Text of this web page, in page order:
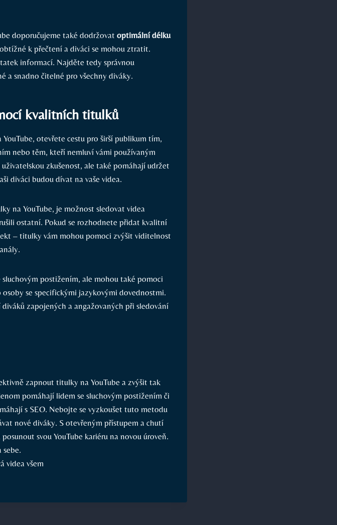
doporučujeme také dodržovat optimální délku
k přečtení a diváci se mohou ztratit.
informací. Najděte tedy správnou
a snadno čitelné pro všechny diváky.
kvalitních titulků
otevřete cestu pro širší publikum tím,
nebo těm, kteří nemluví vámi používaným
zkušenost, ale také pomáhají udržet
diváci budou dívat na vaše videa.
na YouTube, je možnost sledovat videa
ostatní. Pokud se rozhodnete přidat kvalitní
– titulky vám mohou pomoci zvýšit viditelnost
postižením, ale mohou také pomoci
se specifickými jazykovými dovednostmi.
zapojených a angažovaných při sledování
zapnout titulky na YouTube a zvýšit tak
pomáhají lidem se sluchovým postižením či
s SEO. Nebojte se vyzkoušet tuto metodu
nové diváky. S otevřeným přístupem a chutí
svou YouTube kariéru na novou úroveň.
sebe.